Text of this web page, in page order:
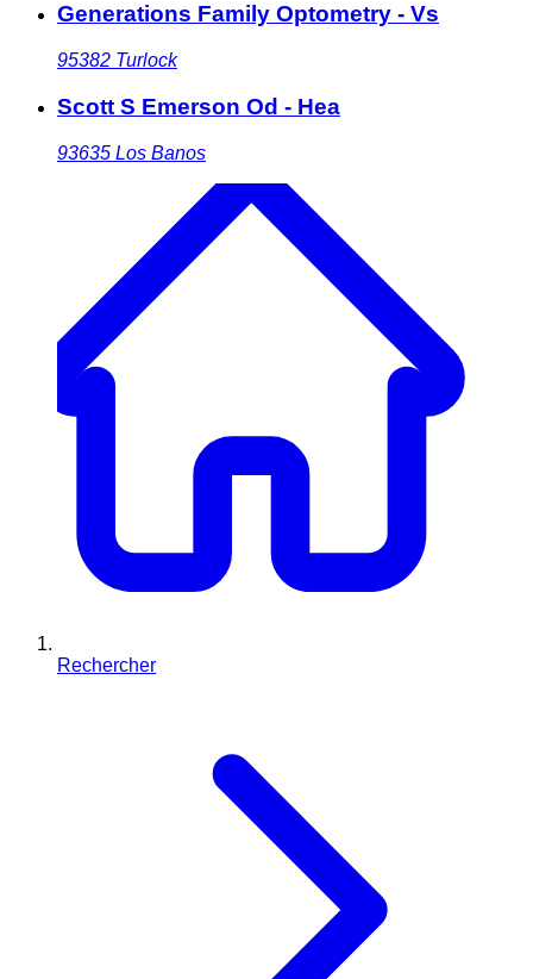
Generations Family Optometry - Vs
95382 Turlock
Scott S Emerson Od - Hea
93635 Los Banos
Rechercher